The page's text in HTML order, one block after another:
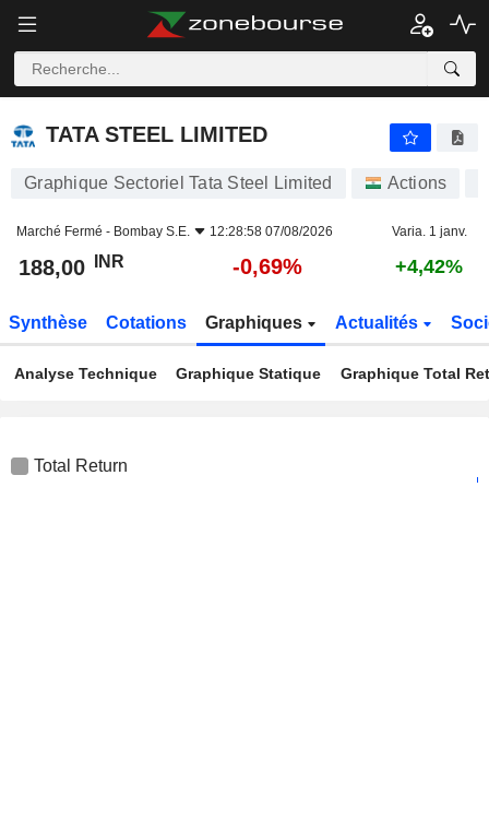
TATA STEEL LIMITED
TATA STEEL LIMITED
Graphique Sectoriel Tata Steel Limited Actions
Marché Fermé - Bombay S.E. 12:28:58 07/08/2026 Varia. 1 janv.
188,00 INR -0,69% +4,42%
Synthèse Cotations Graphiques Actualités
Analyse Technique Graphique Statique Graphique Total
Total Return